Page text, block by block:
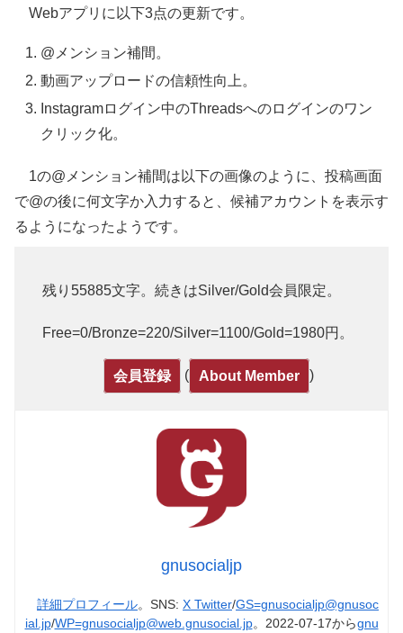
Webアプリに以下3点の更新です。
@メンション補間。
動画アップロードの信頼性向上。
Instagramログイン中のThreadsへのログインのワン
クリック化。
1の@メンション補間は以下の画像のように、投稿画面
で@の後に何文字か入力すると、候補アカウントを表示す
るようになったようです。
残り55885文字。続きはSilver/Gold会員限定。
Free=0/Bronze=220/Silver=1100/Gold=1980円。
会員登録 ( About Member )
gnusocialjp
詳細プロフィール。SNS: X Twitter/GS=gnusocialjp@gnusoc
ial.jp/WP=gnusocialjp@web.gnusocial.jp。2022-07-17からgnu